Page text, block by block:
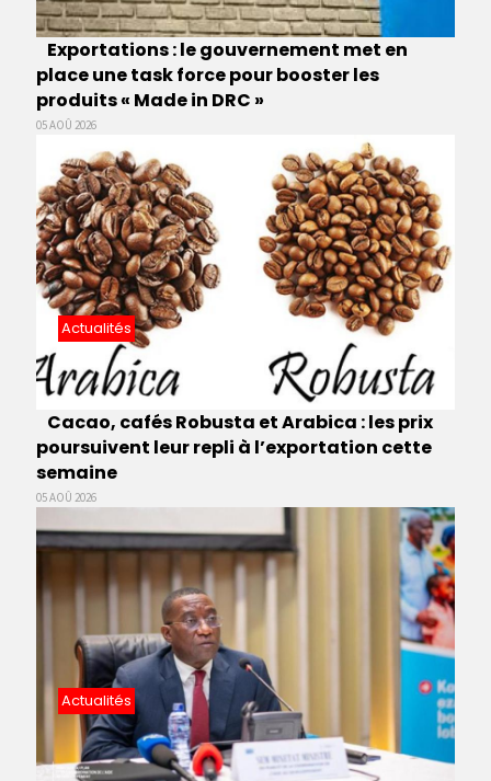
Exportations : le gouvernement met en
place une task force pour booster les
produits « Made in DRC »
05 AOÛ 2026
Actualités
Cacao, cafés Robusta et Arabica : les prix
poursuivent leur repli à l’exportation cette
semaine
05 AOÛ 2026
Actualités